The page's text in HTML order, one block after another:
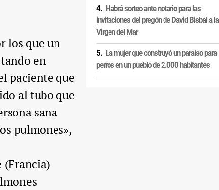
los que un
en
paciente que
al tubo que
sana
pulmones»,
(Francia)
Habrá sorteo ante notario para las
invitaciones del pregón de David Bisbal a la
Virgen del Mar
La mujer que construyó un paraíso para
perros en un pueblo de 2.000 habitantes